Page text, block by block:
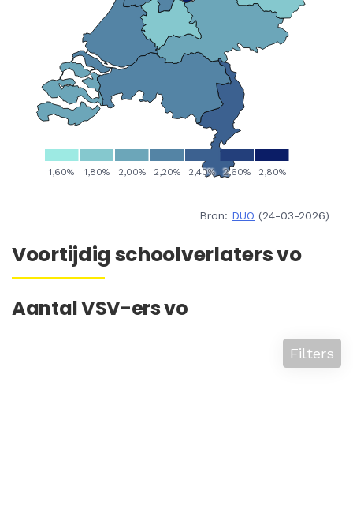
Bron: DUO (24-03-2026)
Voortijdig schoolverlaters vo
Aantal VSV-ers vo
Filters